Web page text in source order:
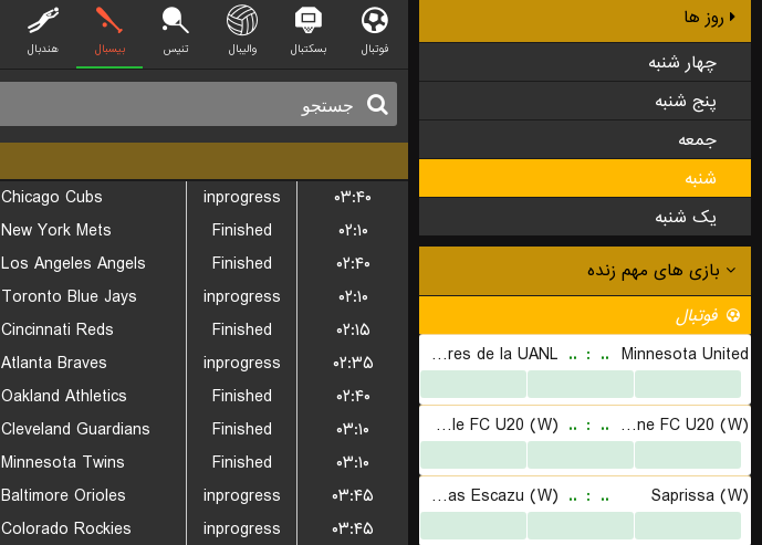
روز ها
چهار شنبه
پنج شنبه
جمعه
شنبه
یک شنبه
فوتبال بسکتبال والیبال تنیس بیسبال هندبال
Chicago Cubs inprogress
۰۳:۴۰
New York Mets Finished
۰۲:۱۰
Los Angeles Angels Finished
۰۲:۴۰
Toronto Blue Jays inprogress
۰۲:۱۰
Cincinnati Reds Finished
۰۲:۱۵
Atlanta Braves inprogress
۰۲:۳۵
Oakland Athletics Finished
۰۲:۴۰
Cleveland Guardians Finished
۰۳:۱۰
Minnesota Twins Finished
۰۳:۱۰
Baltimore Orioles inprogress
۰۳:۴۵
Colorado Rockies inprogress
۰۳:۴۵